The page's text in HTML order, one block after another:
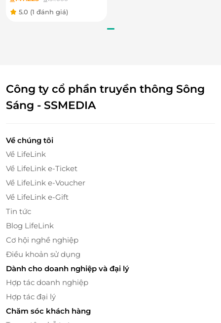
Chìm Đắm Trong Giai Điệu Sâu Lắng Của Ca
Huế
Đoàn nghệ sĩ tài năng sẽ cất lên những giai điệu Ca
Huế đầy trầm mặc và sâu lắng, giúp bạn đắm chìm
trong không gian âm nhạc cổ xưa của xứ Huế. Các
bài hát sẽ được thể hiện bởi những giọng ca ngọt
ngào, giàu cảm xúc, đưa bạn vào một thế giới của
nghệ thuật và lịch sử, nơi mỗi ca từ đều mang một
câu chuyện riêng. Đặc biệt, chương trình ca Huế
5.0 (1 đánh giá)
Công ty cổ phần truyền thông Sông
Sáng - SSMEDIA
Về chúng tôi
Về LifeLink
Về LifeLink e-Ticket
Về LifeLink e-Voucher
Về LifeLink e-Gift
Tin tức
Blog LifeLink
Cơ hội nghề nghiệp
Điều khoản sử dụng
Dành cho doanh nghiệp và đại lý
Hợp tác doanh nghiệp
Hợp tác đại lý
Chăm sóc khách hàng